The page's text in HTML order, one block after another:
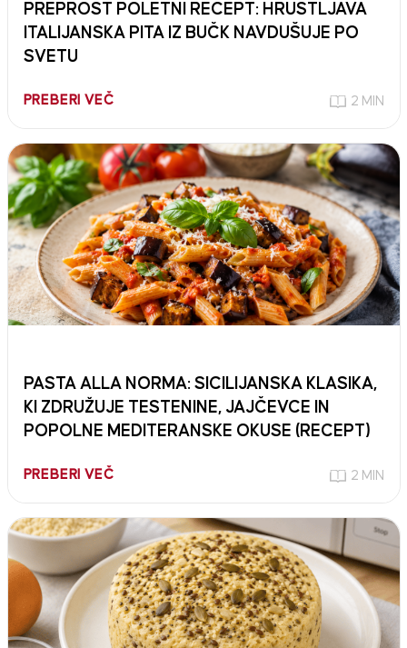
PREPROST POLETNI RECEPT: HRUSTLJAVA
ITALIJANSKA PITA IZ BUČK NAVDUŠUJE PO
SVETU
PREBERI VEČ 2 MIN
PASTA ALLA NORMA: SICILIJANSKA KLASIKA,
KI ZDRUŽUJE TESTENINE, JAJČEVCE IN
POPOLNE MEDITERANSKE OKUSE (RECEPT)
PREBERI VEČ 2 MIN